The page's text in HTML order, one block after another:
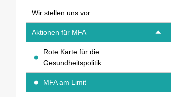
Wir stellen uns vor
Aktionen für MFA
Rote Karte für die
Gesundheitspolitik
MFA am Limit